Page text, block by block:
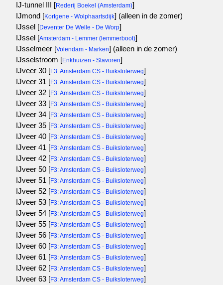
IJ-tunnel III [Rederij Boekel (Amsterdam)]
IJmond [Kortgene - Wolphaartsdijk] (alleen in de zomer)
IJssel [Deventer De Welle - De Worp]
IJssel [Amsterdam - Lemmer (lemmerboot)]
IJsselmeer [Volendam - Marken] (alleen in de zomer)
IJsselstroom [Enkhuizen - Stavoren]
IJveer 30 [F3: Amsterdam CS - Buiksloterweg]
IJveer 31 [F3: Amsterdam CS - Buiksloterweg]
IJveer 32 [F3: Amsterdam CS - Buiksloterweg]
IJveer 33 [F3: Amsterdam CS - Buiksloterweg]
IJveer 34 [F3: Amsterdam CS - Buiksloterweg]
IJveer 35 [F3: Amsterdam CS - Buiksloterweg]
IJveer 40 [F3: Amsterdam CS - Buiksloterweg]
IJveer 41 [F3: Amsterdam CS - Buiksloterweg]
IJveer 42 [F3: Amsterdam CS - Buiksloterweg]
IJveer 50 [F3: Amsterdam CS - Buiksloterweg]
IJveer 51 [F3: Amsterdam CS - Buiksloterweg]
IJveer 52 [F3: Amsterdam CS - Buiksloterweg]
IJveer 53 [F3: Amsterdam CS - Buiksloterweg]
IJveer 54 [F3: Amsterdam CS - Buiksloterweg]
IJveer 55 [F3: Amsterdam CS - Buiksloterweg]
IJveer 56 [F3: Amsterdam CS - Buiksloterweg]
IJveer 60 [F3: Amsterdam CS - Buiksloterweg]
IJveer 61 [F3: Amsterdam CS - Buiksloterweg]
IJveer 62 [F3: Amsterdam CS - Buiksloterweg]
IJveer 63 [F3: Amsterdam CS - Buiksloterweg]